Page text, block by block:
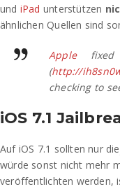
und iPad unterstützen
ähnlichen Quellen sind
Applefixed
(http://
checking to
iOS 7.1
Auf iOS 7.1 sollten nur
würde sonst nicht mehr
veröffentlichten werden,